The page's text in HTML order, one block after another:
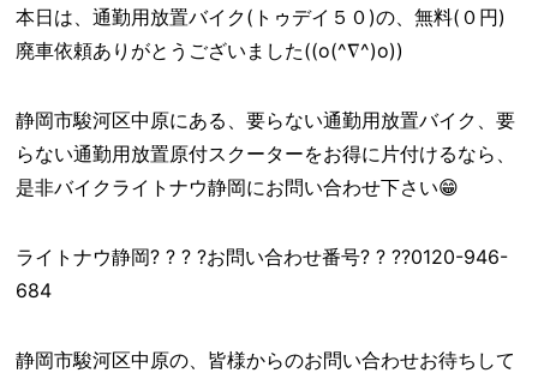
本日は、通勤用放置バイク(トゥデイ５０)の、無料(０円)
廃車依頼ありがとうございました((o(^∇^)o))
静岡市駿河区中原にある、要らない通勤用放置バイク、要
らない通勤用放置原付スクーターをお得に片付けるなら、
是非バイクライトナウ静岡にお問い合わせ下さい😁
ライトナウ静岡? ? ? ?お問い合わせ番号? ? ??0120-946-
684
静岡市駿河区中原の、皆様からのお問い合わせお待ちして